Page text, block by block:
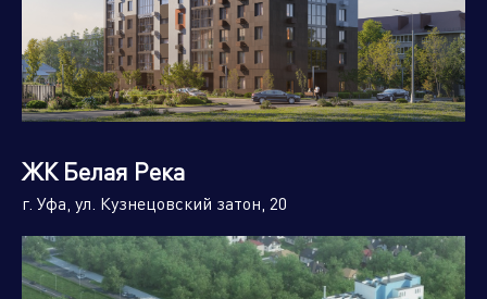
ЖК Белая Река
г. Уфа, ул. Кузнецовский затон, 20